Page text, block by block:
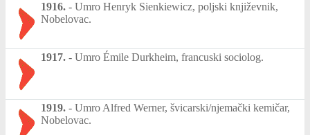
1916. - Umro Henryk Sienkiewicz, poljski književnik,
Nobelovac.
1917. - Umro Émile Durkheim, francuski sociolog.
1919. - Umro Alfred Werner, švicarski/njemački kemičar,
Nobelovac.